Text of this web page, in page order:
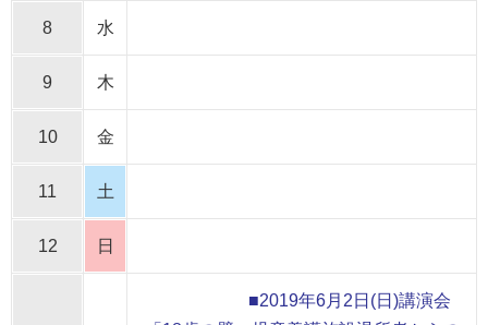
8 水
9 木
10 金
11 土
12 日
■2019年6月2日(日)講演会